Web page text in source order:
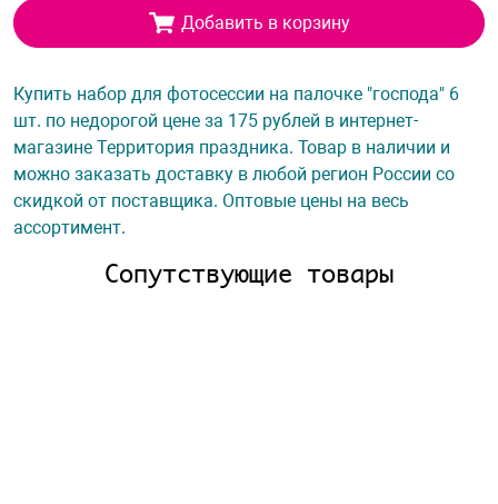
Добавить в корзину
Купить набор для фотосессии на палочке "господа" 6
шт. по недорогой цене за 175 рублей в интернет-
магазине Территория праздника. Товар в наличии и
можно заказать доставку в любой регион России со
скидкой от поставщика. Оптовые цены на весь
ассортимент.
Сопутствующие товары